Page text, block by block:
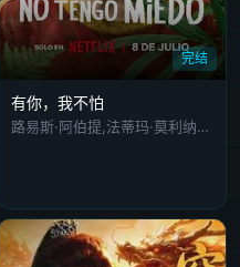
完结
有你，我不怕
路易斯·阿伯提,法蒂玛·莫利纳,吉拉·埃斯卡雷加,胡伯托·巴斯托,Leidi Gutierrez.